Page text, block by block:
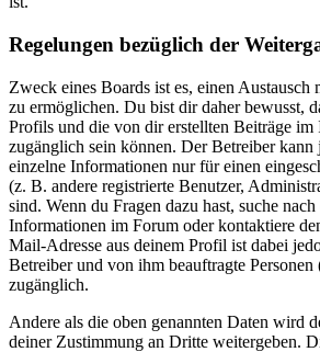
Regelungen bezüglich der
Zweck eines Boards ist es, einen Austausch
zu ermöglichen. Du bist dir daher bewusst,
Profils und die von dir erstellten Beiträge im
zugänglich sein können. Der Betreiber kann
einzelne Informationen nur für einen
(z. B. andere registrierte Benutzer,
sind. Wenn du Fragen dazu hast, suche nach
Informationen im Forum oder kontaktiere
Mail-Adresse aus deinem Profil ist dabei
Betreiber und von ihm beauftragte
zugänglich.
Andere als die oben genannten Daten wird
deiner Zustimmung an Dritte weitergeben.